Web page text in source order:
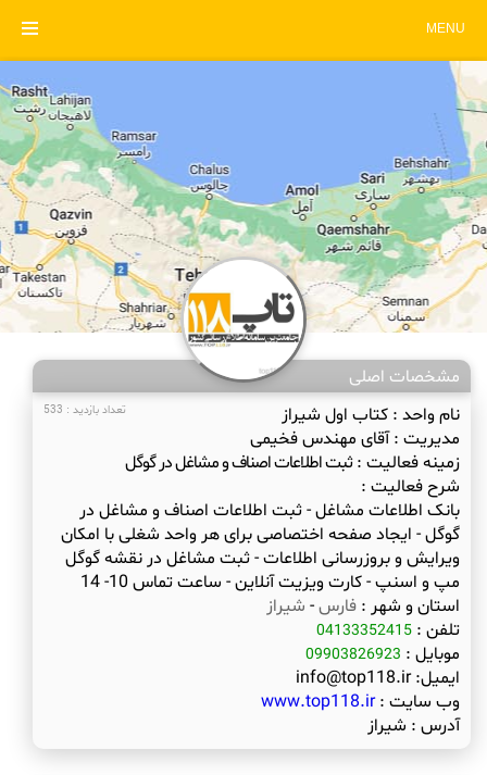
MENU
مشخصات اصلی
تعداد بازدید : 533 نام واحد :کتاب اول شیراز
مدیریت :آقای مهندس فخیمی
زمینه فعالیت :ثبت اطلاعات اصناف و مشاغل در گوگل
شرح فعالیت :
بانک اطلاعات مشاغل - ثبت اطلاعات اصناف و مشاغل در
گوگل - ایجاد صفحه اختصاصی برای هر واحد شغلی با امکان
ویرایش و بروزرسانی اطلاعات - ثبت مشاغل در نقشه گوگل
مپ و اسنپ - کارت ویزیت آنلاین - ساعت تماس 10- 14
استان و شهر :فارس- شیراز
تلفن :04133352415
موبایل : 09903826923
ایمیل:info@top118.ir
وب سایت :www.top118.ir
آدرس : شیراز